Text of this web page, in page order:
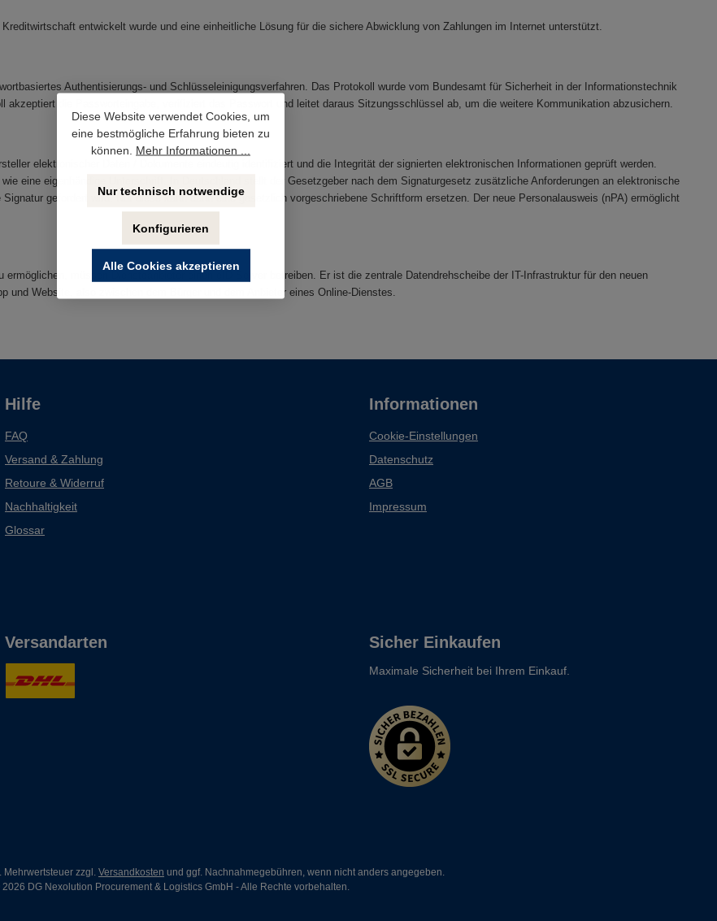
entwickelt wurde und eine einheitliche Lösung für die sichere Abwicklung von Zahlungen im Internet unterstützt.
Authentisierungs- und Schlüsseleinigungsverfahren. Das Protokoll wurde vom Bundesamt für Sicherheit in der Informationstechnik
die Passworteingabe, verifiziert das Passwort und leitet daraus Sitzungsschlüssel ab, um die weitere Kommunikation abzusichern.
elektronischer Daten / Dokumente eindeutig identifiziert und die Integrität der signierten elektronischen Informationen geprüft werden.
eine eigenhändige Unterschrift. In Deutschland stellt der Gesetzgeber nach dem Signaturgesetz zusätzliche Anforderungen an elektronische
gefordert wird. Nur diese kann dann eine gesetzlich vorgeschriebene Schriftform ersetzen. Der neue Personalausweis (nPA) ermöglicht
müssen Diensteanbieter einen eID-Server betreiben. Er ist die zentrale Datendrehscheibe der IT-Infrastruktur für den neuen
und Website, also zwischen dem Bürger und dem Anbieter eines Online-Dienstes.
Hilfe
FAQ
Versand & Zahlung
Retoure & Widerruf
Nachhaltigkeit
Glossar
Informationen
Cookie-Einstellungen
Datenschutz
AGB
Impressum
Versandarten Sicher Einkaufen
Maximale Sicherheit bei Ihrem Einkauf.
Mehrwertsteuer zzgl. Versandkosten und ggf. Nachnahmegebühren, wenn nicht anders angegeben.
DG Nexolution Procurement & Logistics GmbH - Alle Rechte vorbehalten.
Diese Website verwendet Cookies, um
eine bestmögliche Erfahrung bieten zu
können. Mehr Informationen ...
Nur technisch notwendige
Konfigurieren
Alle Cookies akzeptieren